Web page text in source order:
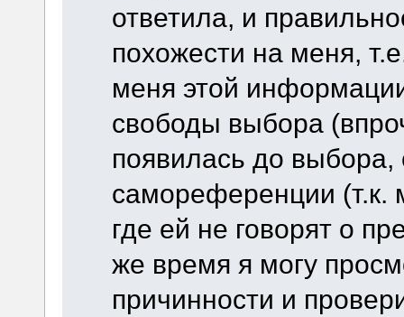
ответила, и
похожести на меня,
меня этой
свободы выбора
появилась до
самореференции (т.к.
где ей не говорят о
же время я могу
причинности и